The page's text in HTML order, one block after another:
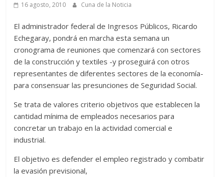
16 agosto, 2010 Cuna de la Noticia
El administrador federal de Ingresos Públicos, Ricardo
Echegaray, pondrá en marcha esta semana un
cronograma de reuniones que comenzará con sectores
de la construcción y textiles -y proseguirá con otros
representantes de diferentes sectores de la economía-
para consensuar las presunciones de Seguridad Social.
Se trata de valores criterio objetivos que establecen la
cantidad mínima de empleados necesarios para
concretar un trabajo en la actividad comercial e
industrial.
El objetivo es defender el empleo registrado y combatir
la evasión previsional,